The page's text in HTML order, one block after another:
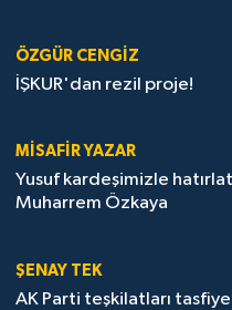
ÖZGÜR CENGIZ
İŞKUR'dan rezil proje!
MISAFIR YAZAR
Yusuf kardeşimizle
Muharrem Özkaya
ŞENAY TEK
AK Parti teşkilatları